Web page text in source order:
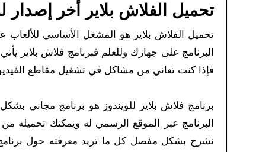
تحميل الفلاش بلاير أخر إصدار
تحميل الفلاش بلاير هو المشغل الأساسي للألعاب
فإذا كنت تعاني من مشاكل في تشغيل مقاطع
برنامج فلاش بلاير للويندوز هو برنامج مجاني
البرنامج عبر الموقع الرسمي له ويمكنك